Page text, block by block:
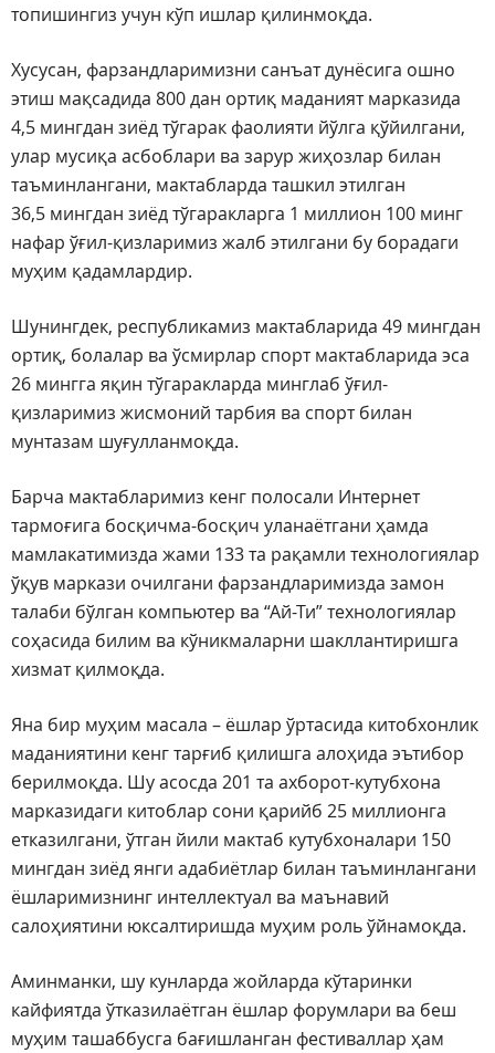
топишингиз учун кўп ишлар қилинмоқда.
Хусусан, фарзандларимизни санъат дунёсига ошно
этиш мақсадида 800 дан ортиқ маданият марказида
4,5 мингдан зиёд тўгарак фаолияти йўлга қўйилгани,
улар мусиқа асбоблари ва зарур жиҳозлар билан
таъминлангани, мактабларда ташкил этилган
36,5 мингдан зиёд тўгаракларга 1 миллион 100 минг
нафар ўғил-қизларимиз жалб этилгани бу борадаги
муҳим қадамлардир.
Шунингдек, республикамиз мактабларида 49 мингдан
ортиқ, болалар ва ўсмирлар спорт мактабларида эса
26 мингга яқин тўгаракларда минглаб ўғил-
қизларимиз жисмоний тарбия ва спорт билан
мунтазам шуғулланмоқда.
Барча мактабларимиз кенг полосали Интернет
тармоғига босқичма-босқич уланаётгани ҳамда
мамлакатимизда жами 133 та рақамли технологиялар
ўқув маркази очилгани фарзандларимизда замон
талаби бўлган компьютер ва “Ай-Ти” технологиялар
соҳасида билим ва кўникмаларни шакллантиришга
хизмат қилмоқда.
Яна бир муҳим масала – ёшлар ўртасида китобхонлик
маданиятини кенг тарғиб қилишга алоҳида эътибор
берилмоқда. Шу асосда 201 та ахборот-кутубхона
марказидаги китоблар сони қарийб 25 миллионга
етказилгани, ўтган йили мактаб кутубхоналари 150
мингдан зиёд янги адабиётлар билан таъминлангани
ёшларимизнинг интеллектуал ва маънавий
салоҳиятини юксалтиришда муҳим роль ўйнамоқда.
Аминманки, шу кунларда жойларда кўтаринки
кайфиятда ўтказилаётган ёшлар форумлари ва беш
муҳим ташаббусга бағишланган фестиваллар ҳам